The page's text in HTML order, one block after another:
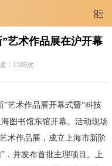

艺术作品展在沪开幕
：1599次
”艺术作品展开幕式暨“科技
图书馆东馆开幕。活动现场
术作品展，成立上海市新阶
，并发布首批主理项目。上